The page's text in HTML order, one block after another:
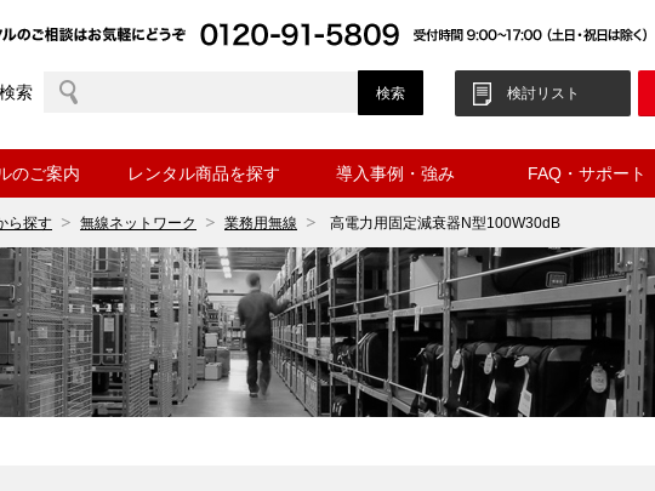
索 検討リスト
のご案内 レンタル商品を探す 導入事例・強み FAQ・サポート
ら探す 無線ネットワーク 業務用無線 高電力用固定減衰器N型100W30dB